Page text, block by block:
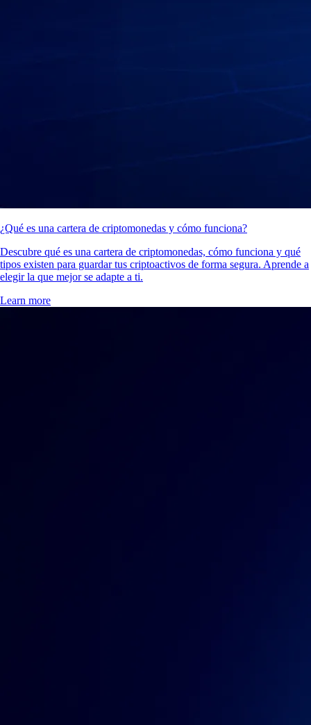
¿Qué es una cartera de criptomonedas y cómo funciona?
Descubre qué es una cartera de criptomonedas, cómo funciona y qué
tipos existen para guardar tus criptoactivos de forma segura. Aprende a
elegir la que mejor se adapte a ti.
Learn more